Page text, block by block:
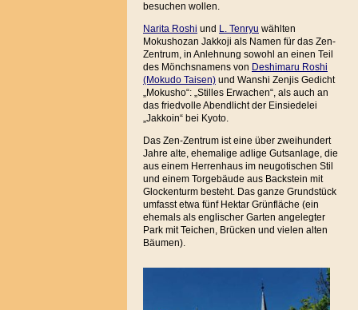
besuchen wollen.
Narita Roshi und L. Tenryu wählten
Mokushozan Jakkoji als Namen für das Zen-
Zentrum, in Anlehnung sowohl an einen Teil
des Mönchsnamens von Deshimaru Roshi
(Mokudo Taisen)und Wanshi Zenjis Gedicht
„Mokusho“: „Stilles Erwachen“, als auch an
das friedvolle Abendlicht der Einsiedelei
„Jakkoin“ bei Kyoto.
Das Zen-Zentrum ist eine über zweihundert
Jahre alte, ehemalige adlige Gutsanlage, die
aus einem Herrenhaus im neugotischen Stil
und einem Torgebäude aus Backstein mit
Glockenturm besteht. Das ganze Grundstück
umfasst etwa fünf Hektar Grünfläche (ein
ehemals als englischer Garten angelegter
Park mit Teichen, Brücken und vielen alten
Bäumen).